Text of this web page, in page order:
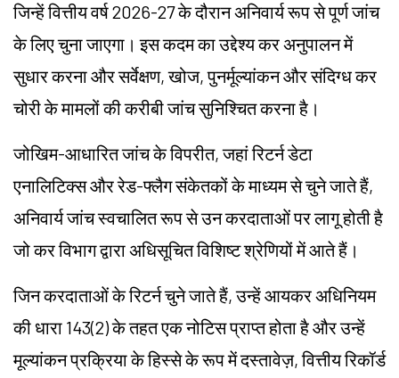
जिन्हें वित्तीय वर्ष 2026-27 के दौरान अनिवार्य रूप से पूर्ण जांच
के लिए चुना जाएगा। इस कदम का उद्देश्य कर अनुपालन में
सुधार करना और सर्वेक्षण, खोज, पुनर्मूल्यांकन और संदिग्ध कर
चोरी के मामलों की करीबी जांच सुनिश्चित करना है।
जोखिम-आधारित जांच के विपरीत, जहां रिटर्न डेटा
एनालिटिक्स और रेड-फ्लैग संकेतकों के माध्यम से चुने जाते हैं,
अनिवार्य जांच स्वचालित रूप से उन करदाताओं पर लागू होती है
जो कर विभाग द्वारा अधिसूचित विशिष्ट श्रेणियों में आते हैं।
जिन करदाताओं के रिटर्न चुने जाते हैं, उन्हें आयकर अधिनियम
की धारा 143(2) के तहत एक नोटिस प्राप्त होता है और उन्हें
मूल्यांकन प्रक्रिया के हिस्से के रूप में दस्तावेज़, वित्तीय रिकॉर्ड